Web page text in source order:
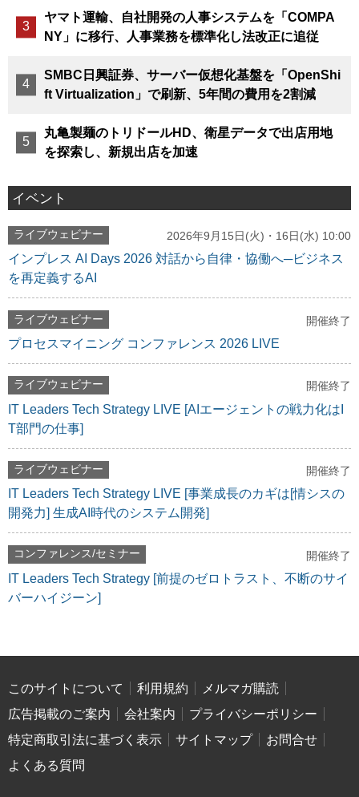
ヤマト運輸、自社開発の人事システムを「COMPA
NY」に移行、人事業務を標準化し法改正に追従
SMBC日興証券、サーバー仮想化基盤を「OpenShi
ft Virtualization」で刷新、5年間の費用を2割減
丸亀製麺のトリドールHD、衛星データで出店用地
を探索し、新規出店を加速
イベント
ライブウェビナー 2026年9月15日(火)・16日(水) 10:00
インプレス AI Days 2026 対話から自律・協働へ─ビジネス
を再定義するAI
ライブウェビナー 開催終了
プロセスマイニング コンファレンス 2026 LIVE
ライブウェビナー 開催終了
IT Leaders Tech Strategy LIVE [AIエージェントの戦力化はI
T部門の仕事]
ライブウェビナー 開催終了
IT Leaders Tech Strategy LIVE [事業成長のカギは[情シスの
開発力] 生成AI時代のシステム開発]
コンファレンス/セミナー 開催終了
IT Leaders Tech Strategy [前提のゼロトラスト、不断のサイ
バーハイジーン]
このサイトについて 利用規約
メルマガ購読
広告掲載のご案内
会社案内
プライバシーポリシー
特定商取引法に基づく表示
サイトマップ
お問合せ
よくある質問